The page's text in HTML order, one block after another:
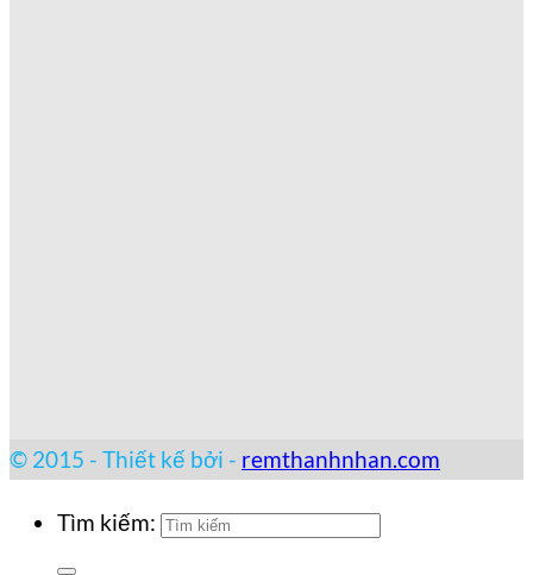
© 2015 - Thiết kế bởi - remthanhnhan.com
Tìm kiếm: